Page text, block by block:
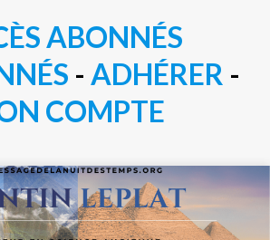
ABONNÉS
ÉS - ADHÉRER -
COMPTE